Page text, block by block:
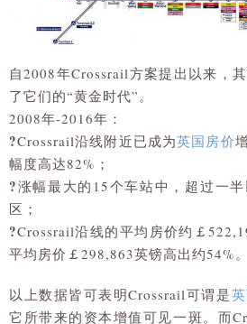
自2008年Crossrail方案提出以来，
了它们的“黄金时代”。
2008年-2016年：
?Crossrail沿线附近已成为英国房价
幅度高达82%；
?涨幅最大的15个车站中，超过一
区；
?Crossrail沿线的平均房价约￡
平均房价￡298,863英镑高出约54%。
以上数据皆可表明Crossrail可谓是
它所带来的资本增值可见一斑。而